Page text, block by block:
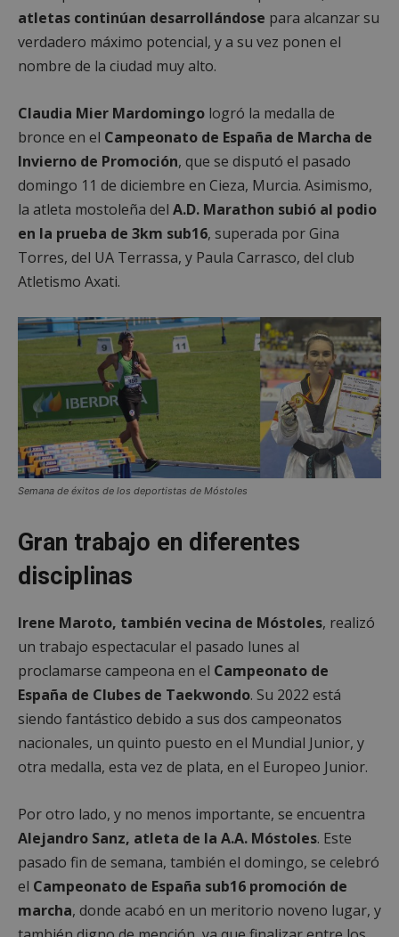
atletas continúan desarrollándose para alcanzar su
verdadero máximo potencial, y a su vez ponen el
nombre de la ciudad muy alto.
Claudia Mier Mardomingo logró la medalla de
bronce en el Campeonato de España de Marcha de
Invierno de Promoción, que se disputó el pasado
domingo 11 de diciembre en Cieza, Murcia. Asimismo,
la atleta mostoleña del A.D. Marathon subió al podio
en la prueba de 3km sub16, superada por Gina
Torres, del UA Terrassa, y Paula Carrasco, del club
Atletismo Axati.
Semana de éxitos de los deportistas de Móstoles
Gran trabajo en diferentes
disciplinas
Irene Maroto, también vecina de Móstoles, realizó
un trabajo espectacular el pasado lunes al
proclamarse campeona en el Campeonato de
España de Clubes de Taekwondo. Su 2022 está
siendo fantástico debido a sus dos campeonatos
nacionales, un quinto puesto en el Mundial Junior, y
otra medalla, esta vez de plata, en el Europeo Junior.
Por otro lado, y no menos importante, se encuentra
Alejandro Sanz, atleta de la A.A. Móstoles. Este
pasado fin de semana, también el domingo, se celebró
el Campeonato de España sub16 promoción de
marcha, donde acabó en un meritorio noveno lugar, y